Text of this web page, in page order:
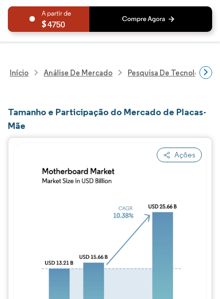
4750
Início Análise De Mercado Pesquisa De Tecnologia,
Tamanho e Participação do Mercado de Placas-
Mãe
Ações